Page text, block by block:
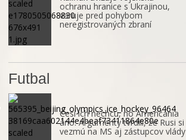
ochranu hranice s Ukrajinou,
varuje pred pohybom
neregistrovaných zbraní
Futbal
Česi ich nechcú, no Američania
áno. Argumenty tvrdili, že Rusi si
vezmú na MS aj zástupcov vlády